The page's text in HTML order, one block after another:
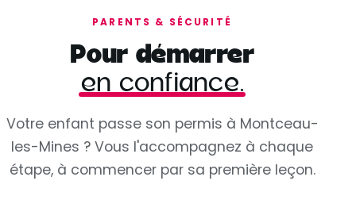
PARENTS & SÉCURITÉ
Pour démarrer
en confiance.
Votre enfant passe son permis à Montceau-
les-Mines ? Vous l'accompagnez à chaque
étape, à commencer par sa première leçon.